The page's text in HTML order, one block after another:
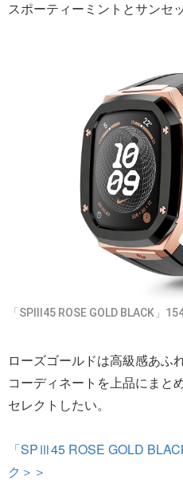
スポーティーミントとサンセ
「SPⅢ45 ROSE GOLD BLACK」
ローズゴールドは高級感あふ
コーディネートを上品にまと
セレクトしたい。
「SPⅢ45 ROSE GOLD
ク＞＞